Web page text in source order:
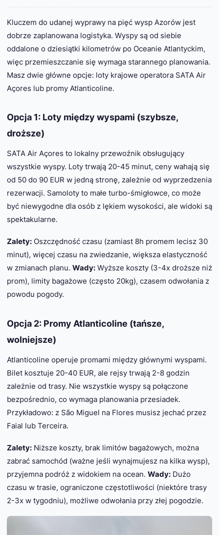
Kluczem do udanej wyprawy na pięć wysp Azorów jest
dobrze zaplanowana logistyka. Wyspy są od siebie
oddalone o dziesiątki kilometrów po Oceanie Atlantyckim,
więc przemieszczanie się wymaga starannego planowania.
Masz dwie główne opcje: loty krajowe operatora SATA Air
Açores lub promy Atlanticoline.
Opcja 1: Loty między wyspami (szybsze,
droższe)
SATA Air Açores to lokalny przewoźnik obsługujący
wszystkie wyspy. Loty trwają 20-45 minut, ceny wahają się
od 50 do 90 EUR w jedną stronę, zależnie od wyprzedzenia
rezerwacji. Samoloty to małe turbo-śmigłowce, co może
być niewygodne dla osób z lękiem wysokości, ale widoki są
spektakularne.
Zalety: Oszczędność czasu (zamiast 8h promem lecisz 30
minut), więcej czasu na zwiedzanie, większa elastyczność
w zmianach planu. Wady: Wyższe koszty (3-4x droższe niż
prom), limity bagażowe (często 20kg), czasem odwołania z
powodu pogody.
Opcja 2: Promy Atlanticoline (tańsze,
wolniejsze)
Atlanticoline operuje promami między głównymi wyspami.
Bilet kosztuje 20-40 EUR, ale rejsy trwają 2-8 godzin
zależnie od trasy. Nie wszystkie wyspy są połączone
bezpośrednio, co wymaga planowania przesiadek.
Przykładowo: z São Miguel na Flores musisz jechać przez
Faial lub Terceira.
Zalety: Niższe koszty, brak limitów bagażowych, można
zabrać samochód (ważne jeśli wynajmujesz na kilka wysp),
przyjemna podróż z widokiem na ocean. Wady: Dużo
czasu w trasie, ograniczone częstotliwości (niektóre trasy
2-3x w tygodniu), możliwe odwołania przy złej pogodzie.